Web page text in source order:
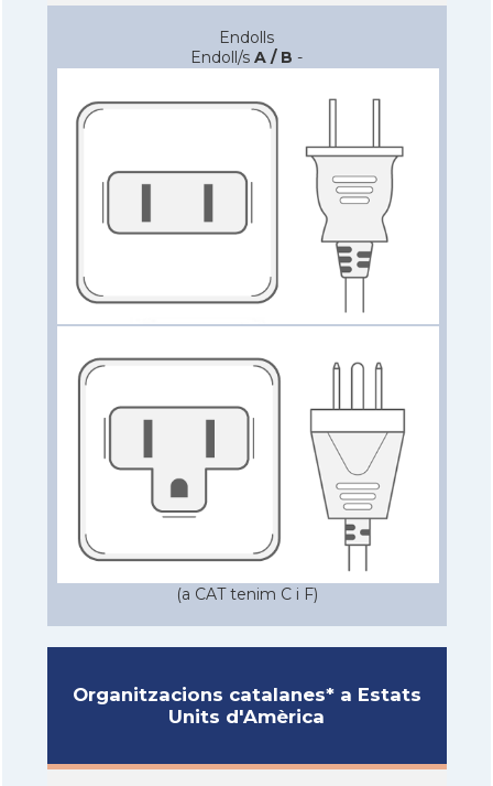
Endolls
Endoll/s A / B -
(a CAT tenim C i F)
Organitzacions catalanes* a Estats
Units d'Amèrica